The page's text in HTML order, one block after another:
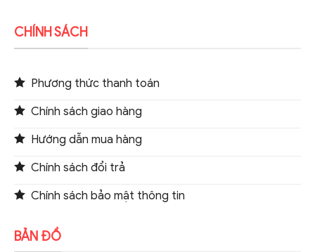
CHÍNH SÁCH
Phương thức thanh toán
Chính sách giao hàng
Hướng dẫn mua hàng
Chính sách đổi trả
Chính sách bảo mật thông tin
BẢN ĐỒ